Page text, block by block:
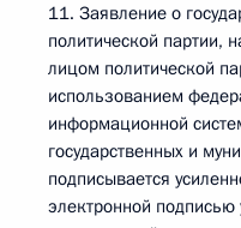
11. Заявление о
политической партии,
лицом политической
использованием
информационной
государственных и
подписывается
электронной